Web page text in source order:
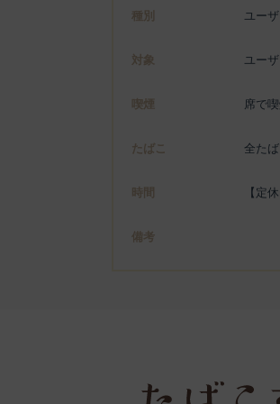
種別 ユー
対象 ユー
喫煙 席で
たばこ 全た
時間 【定
備考